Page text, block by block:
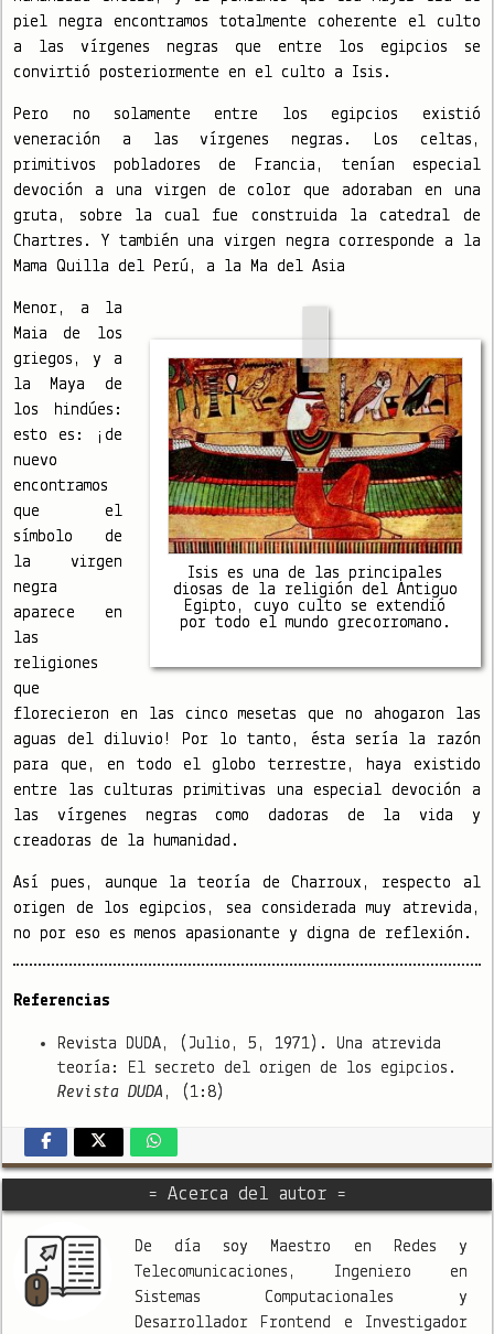
piel negra encontramos totalmente coherente el culto
a las vírgenes negras que entre los egipcios se
convirtió posteriormente en el culto a Isis.
Pero no solamente entre los egipcios existió
veneración a las vírgenes negras. Los celtas,
primitivos pobladores de Francia, tenían especial
devoción a una virgen de color que adoraban en una
gruta, sobre la cual fue construida la catedral de
Chartres. Y también una virgen negra corresponde a la
Mama Quilla del Perú, a la Ma del Asia
Isis es una de las principales
diosas de la religión del Antiguo
Egipto, cuyo culto se extendió
por todo el mundo grecorromano.
Menor, a la
Maia de los
griegos, y a
la Maya de
los hindúes:
esto es: ¡de
nuevo
encontramos
que el
símbolo de
la virgen
negra
aparece en
las
religiones
que
florecieron en las cinco mesetas que no ahogaron las
aguas del diluvio! Por lo tanto, ésta sería la razón
para que, en todo el globo terrestre, haya existido
entre las culturas primitivas una especial devoción a
las vírgenes negras como dadoras de la vida y
creadoras de la humanidad.
Así pues, aunque la teoría de Charroux, respecto al
origen de los egipcios, sea considerada muy atrevida,
no por eso es menos apasionante y digna de reflexión.
Referencias
Revista DUDA, (Julio, 5, 1971). Una atrevida
teoría: El secreto del origen de los egipcios.
Revista DUDA , (1:8)
= Acerca del autor =
De día soy Maestro en Redes y
Telecomunicaciones, Ingeniero en
Sistemas Computacionales y
Desarrollador Frontend e Investigador